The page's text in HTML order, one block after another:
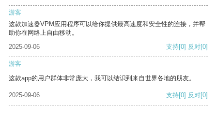
游客
这款加速器VPM应用程序可以给你提供最高速度和安全性的连接，并帮
助你在网络上自由移动。
2025-09-06
支持[0] 反对[0]
游客
这款app的用户群体非常庞大，我可以结识到来自世界各地的朋友。
2025-09-06 支持[0] 反对[0]